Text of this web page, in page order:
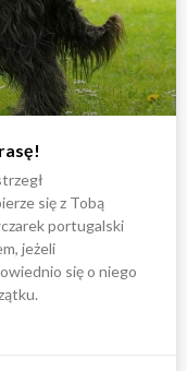
się z Tobą
portugalski
jeżeli
się o niego